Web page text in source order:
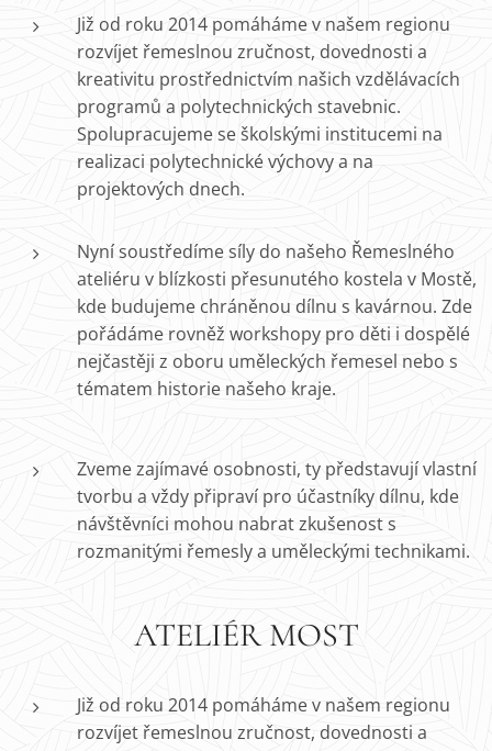
Již od roku 2014 pomáháme v našem regionu
rozvíjet řemeslnou zručnost, dovednosti a
kreativitu prostřednictvím našich vzdělávacích
programů a polytechnických stavebnic.
Spolupracujeme se školskými institucemi na
realizaci polytechnické výchovy a na
projektových dnech.
Nyní soustředíme síly do našeho Řemeslného
ateliéru v blízkosti přesunutého kostela v Mostě,
kde budujeme chráněnou dílnu s kavárnou. Zde
pořádáme rovněž workshopy pro děti i dospělé
nejčastěji z oboru uměleckých řemesel nebo s
tématem historie našeho kraje.
Zveme zajímavé osobnosti, ty představují vlastní
tvorbu a vždy připraví pro účastníky dílnu, kde
návštěvníci mohou nabrat zkušenost s
rozmanitými řemesly a uměleckými technikami.
ATELIÉR MOST
Již od roku 2014 pomáháme v našem regionu
rozvíjet řemeslnou zručnost, dovednosti a